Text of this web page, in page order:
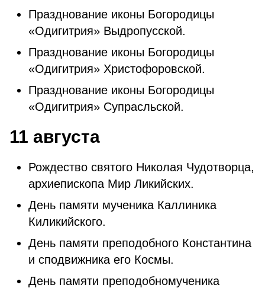
Празднование иконы Богородицы
«Одигитрия» Выдропусской.
Празднование иконы Богородицы
«Одигитрия» Христофоровской.
Празднование иконы Богородицы
«Одигитрия» Супрасльской.
11 августа
Рождество святого Николая Чудотворца,
архиепископа Мир Ликийских.
День памяти мученика Каллиника
Киликийского.
День памяти преподобного Константина
и сподвижника его Космы.
День памяти преподобномученика